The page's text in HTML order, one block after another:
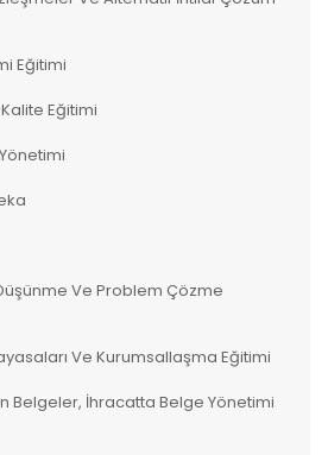
Eğitimi
Eğitimi
Ve Problem Çözme
Ve Kurumsallaşma Eğitimi
Belgeler, İhracatta Belge Yönetimi